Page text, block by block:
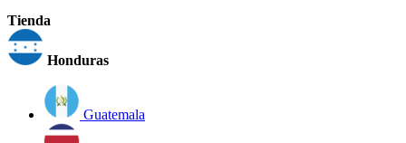
Tienda
Honduras
Guatemala